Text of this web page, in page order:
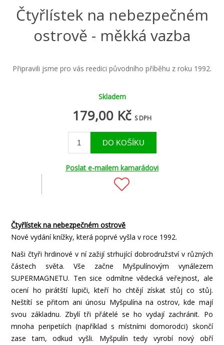
Čtyřlístek na nebezpečném
ostrově - měkká vazba
Připravili jsme pro vás reedici původního příběhu z roku 1992.
Skladem
179,00 Kč S DPH
Poslat e-mailem kamarádovi
Čtyřlístek na nebezpečném ostrově
Nové vydání knížky, která poprvé vyšla v roce 1992.
Naši čtyři hrdinové v ní zažijí strhující dobrodružství v různých
částech světa. Vše začne Myšpulínovým vynálezem
SUPERMAGNETU. Ten sice odmítne vědecká veřejnost, ale
ocení ho pirátští lupiči, kteří ho chtějí získat stůj co stůj.
Neštítí se přitom ani únosu Myšpulína na ostrov, kde mají
svou základnu. Zbylí tři přátelé se ho vydají zachránit. Po
mnoha peripetiích (například s místními domorodci) skončí
zase tam, odkud vyšli. Myšpulín tedy vyrobí nový obří